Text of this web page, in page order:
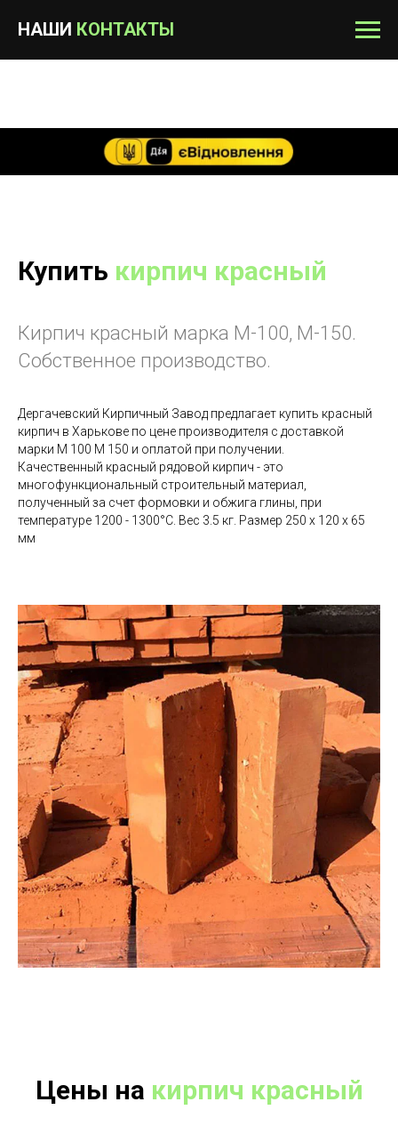
НАШИ КОНТАКТЫ
Купить кирпич красный
Кирпич красный марка М-100, М-150.
Собственное производство.
Дергачевский Кирпичный Завод предлагает купить красный
кирпич в Харькове по цене производителя с доставкой
марки М 100 М 150 и оплатой при получении.
Качественный красный рядовой кирпич - это
многофункциональный строительный материал,
полученный за счет формовки и обжига глины, при
температуре 1200 - 1300°С. Вес 3.5 кг. Размер 250 х 120 х 65
мм
Цены на кирпич красный